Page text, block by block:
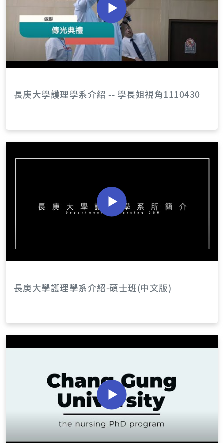
長庚大學護理學系介紹 -- 學長姐視角1110430
長庚大學護理學系介紹-碩士班(中文版)